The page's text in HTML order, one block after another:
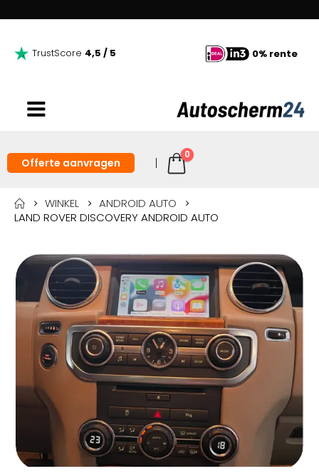
TrustScore 4,5 / 5 0% rente
Offerte aanvragen
0
WINKEL
ANDROID AUTO
LAND ROVER DISCOVERY ANDROID AUTO